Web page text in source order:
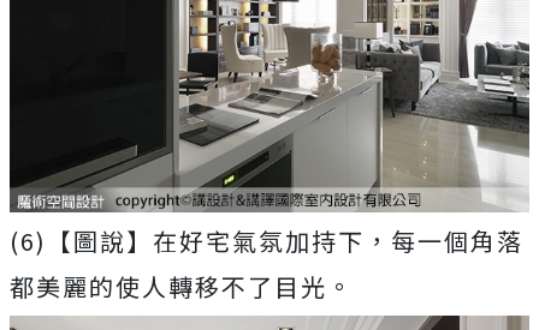
(6)【圖說】在好宅氣氛加持下，每一個角落
都美麗的使人轉移不了目光。